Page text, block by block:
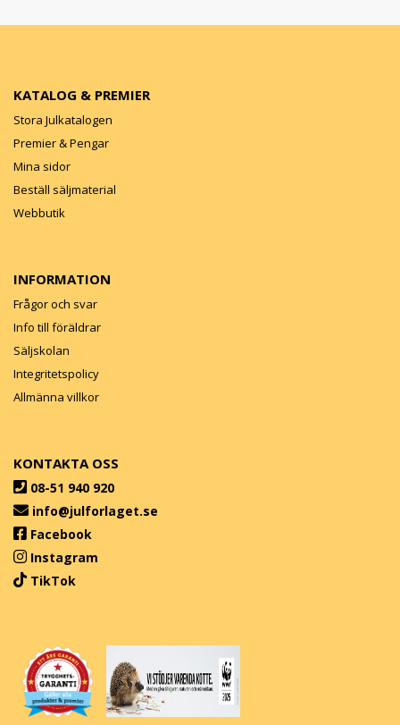
KATALOG & PREMIER
Stora Julkatalogen
Premier & Pengar
Mina sidor
Beställ säljmaterial
Webbutik
INFORMATION
Frågor och svar
Info till föräldrar
Säljskolan
Integritetspolicy
Allmänna villkor
KONTAKTA OSS
08-51 940 920
info@julforlaget.se
Facebook
Instagram
TikTok